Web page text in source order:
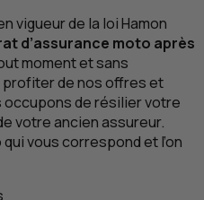
vigueur de la loi Hamon
d’assurance moto après
moment et sans
de nos offres et
occupons de résilier votre
votre ancien assureur.
vous correspond et l’on